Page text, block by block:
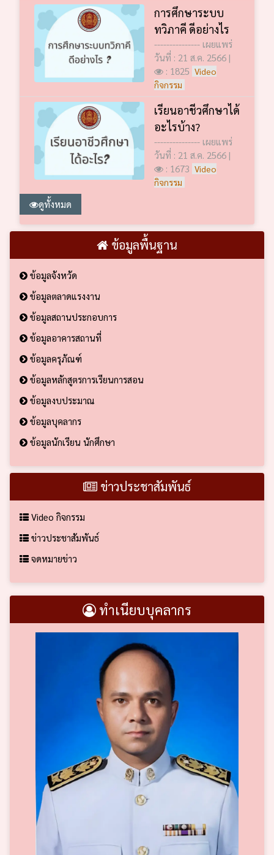
การศึกษาระบบ
ทวิภาคี ดีอย่างไร
--------------- เผยแพร่
วันที่ : 21 ส.ค. 2566 |
: 1825 Video
กิจกรรม
เรียนอาชีวศึกษาได้
อะไรบ้าง?
--------------- เผยแพร่
วันที่ : 21 ส.ค. 2566 |
: 1673 Video
กิจกรรม
ดูทั้งหมด
ข้อมูลพื้นฐาน
ข้อมูลจังหวัด
ข้อมูลตลาดแรงงาน
ข้อมูลสถานประกอบการ
ข้อมูลอาคารสถานที่
ข้อมูลครุภัณฑ์
ข้อมูลหลักสูตรการเรียนการสอน
ข้อมูลงบประมาณ
ข้อมูลบุคลากร
ข้อมูลนักเรียน นักศึกษา
ข่าวประชาสัมพันธ์
Video กิจกรรม
ข่าวประชาสัมพันธ์
จดหมายข่าว
ทำเนียบบุคลากร